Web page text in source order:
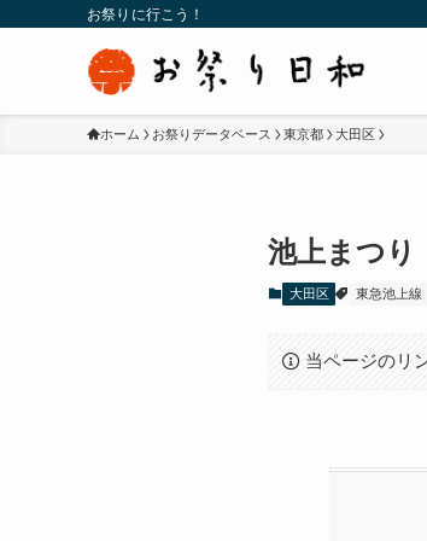
お祭りに行こう！
ホーム お祭りデータベース 東京都 大田区
池上まつり
大田区 東急池上線
当ページのリ